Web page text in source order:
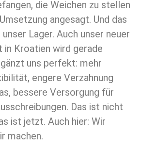
die Weichen zu stellen
angesagt. Und das
Lager. Auch unser neuer
Kroatien wird gerade
uns perfekt: mehr
engere Verzahnung
bessere Versorgung für
Das ist nicht
ist jetzt. Auch hier: Wir
machen.